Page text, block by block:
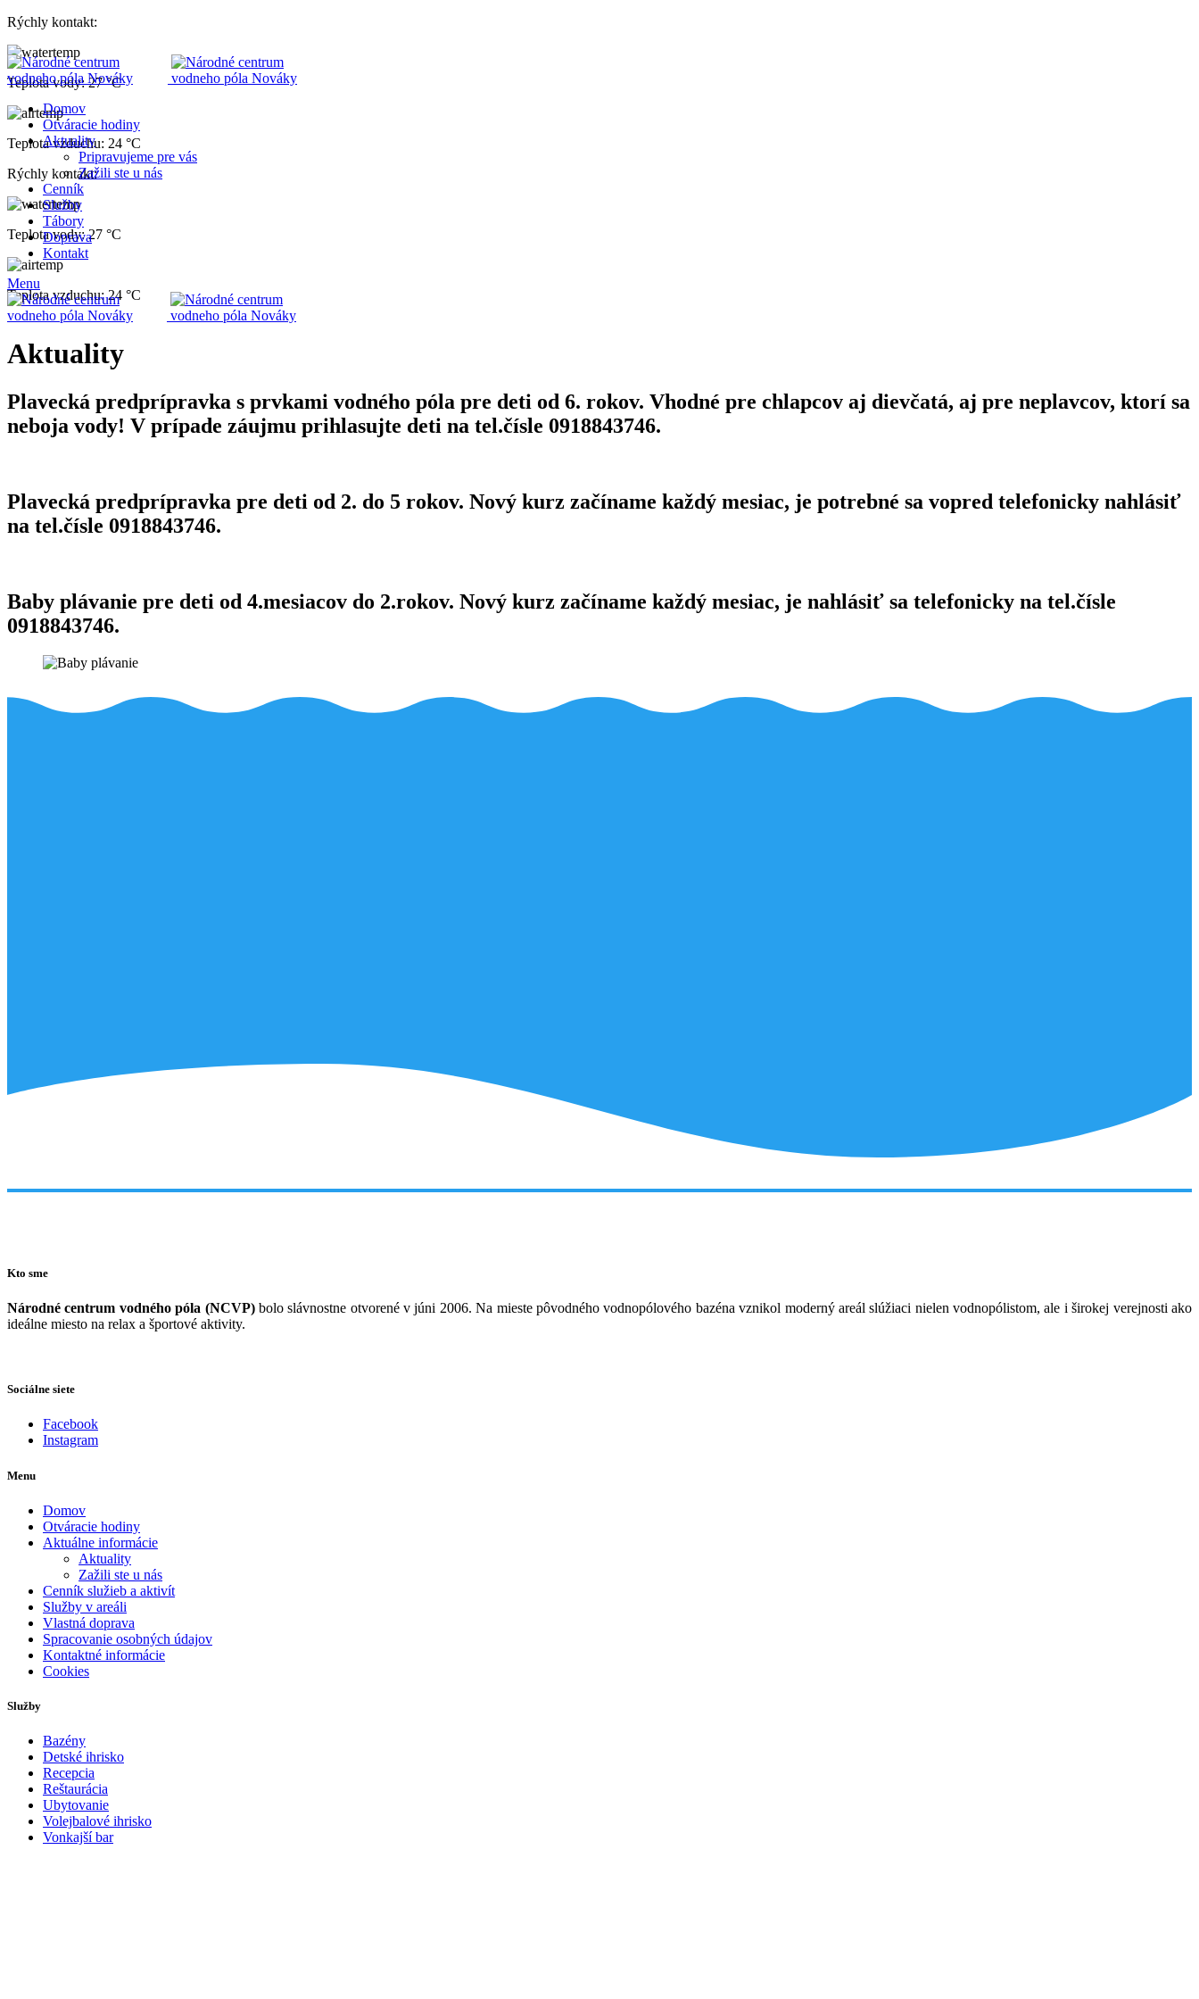
Rýchly kontakt:
Teplota vody: 27 °C
Teplota vzduchu: 24 °C
Rýchly kontakt: 0918 961 208
Teplota vody: 27 °C
Teplota vzduchu: 24 °C
Domov
Otváracie hodiny
Aktuality
Pripravujeme pre vás
Zažili ste u nás
Cenník
Služby
Tábory
Doprava
Kontakt
Menu
Aktuality
Plavecká predprípravka s prvkami vodného póla pre deti od 6. rokov. Vhodné pre chlapcov aj dievčatá, aj pre neplavcov, ktorí sa
neboja vody! V prípade záujmu prihlasujte deti na tel.čísle 0918843746.
Plavecká predprípravka pre deti od 2. do 5 rokov. Nový kurz začíname každý mesiac, je potrebné sa vopred telefonicky nahlásiť
na tel.čísle 0918843746.
Baby plávanie pre deti od 4.mesiacov do 2.rokov. Nový kurz začíname každý mesiac, je nahlásiť sa telefonicky na tel.čísle
0918843746.
Kto sme
Národné centrum vodného póla (NCVP)bolo slávnostne otvorené v júni 2006. Na mieste pôvodného vodnopólového bazéna vznikol moderný areál slúžiaci nielen vodnopólistom, ale i širokej verejnosti ako
ideálne miesto na relax a športové aktivity.
Sociálne siete
Facebook
Instagram
Menu
Domov
Otváracie hodiny
Aktuálne informácie
Aktuality
Zažili ste u nás
Cenník služieb a aktivít
Služby v areáli
Vlastná doprava
Spracovanie osobných údajov
Kontaktné informácie
Cookies
Služby
Bazény
Detské ihrisko
Recepcia
Reštaurácia
Ubytovanie
Volejbalové ihrisko
Vonkajší bar